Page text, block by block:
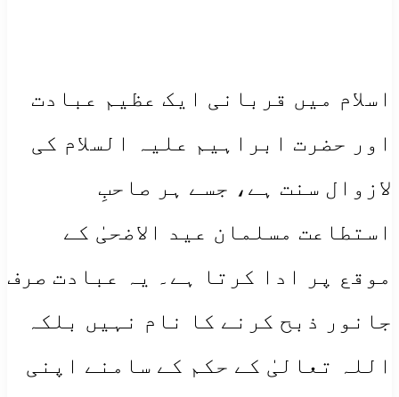
اسلام میں قربانی ایک عظیم عبادت
اور حضرت ابراہیم علیہ السلام کی
لازوال سنت ہے، جسے ہر صاحبِ
استطاعت مسلمان عید الاضحیٰ کے
موقع پر ادا کرتا ہے۔ یہ عبادت صرف
جانور ذبح کرنے کا نام نہیں بلکہ
اللہ تعالیٰ کے حکم کے سامنے اپنی